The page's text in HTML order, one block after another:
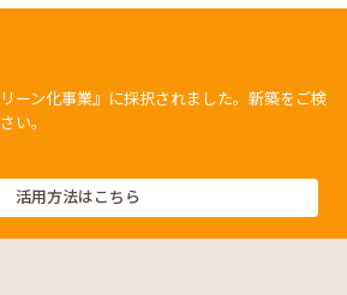
ーン化事業』に採択されました。新築をご検
い。
活用方法はこちら